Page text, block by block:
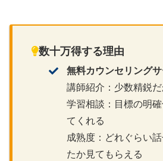
数十万得する理由
無料カウンセリング
講師紹介：少数精鋭
学習相談：目標の明
てくれる
成熟度：どれぐらい
たか見てもらえる